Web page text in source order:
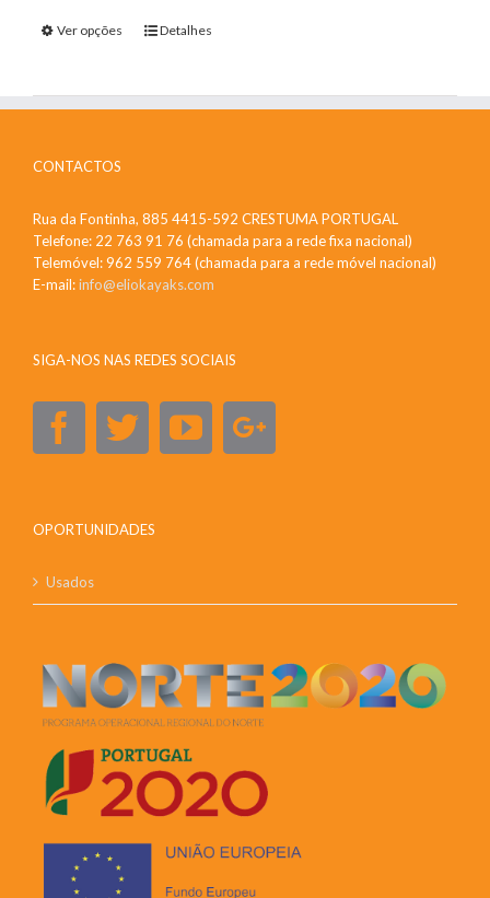
Ver opções Detalhes
CONTACTOS
Rua da Fontinha, 885 4415-592 CRESTUMA PORTUGAL
Telefone: 22 763 91 76 (chamada para a rede fixa nacional)
Telemóvel: 962 559 764 (chamada para a rede móvel nacional)
E-mail:info@eliokayaks.com
SIGA-NOS NAS REDES SOCIAIS
OPORTUNIDADES
Usados